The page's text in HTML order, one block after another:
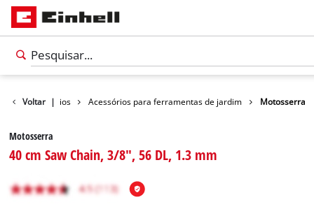
Voltar |
Acessórios Acessórios para ferramentas de jardim Motosserra
Motosserra
40 cm Saw Chain, 3/8", 56 DL, 1.3 mm